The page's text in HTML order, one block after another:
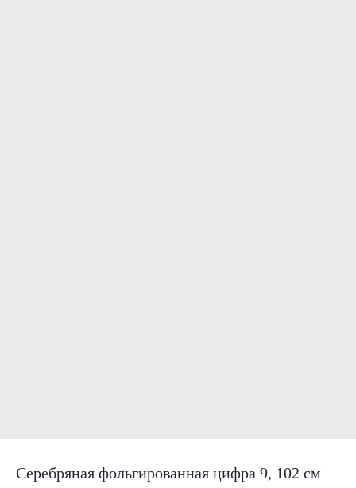
Серебряная фольгированная цифра 9, 102 см